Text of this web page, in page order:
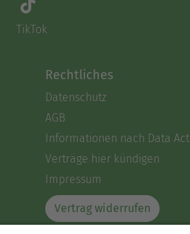
TikTok
Rechtliches
Datenschutz
AGB
Informationen nach Data Act
Verträge hier kündigen
Impressum
Vertrag widerrufen